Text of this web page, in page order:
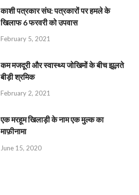
काशी पत्रकार संघ: पत्रकारों पर हमले के
खिलाफ 6 फरवरी को उपवास
February 5, 2021
कम मजदूरी और स्वास्थ्य जोखिमों के बीच झूलते
बीड़ी श्रमिक
February 2, 2021
एक मरहूम खिलाड़ी के नाम एक मुल्क का
माफ़ीनामा
June 15, 2020